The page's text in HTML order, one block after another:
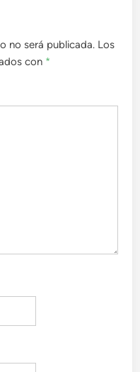
no será publicada. Los
con *